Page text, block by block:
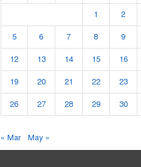
1 2
5 6 7 8 9
12 13 14 15 16
19 20 21 22 23
26 27 28 29 30
« Mar May »